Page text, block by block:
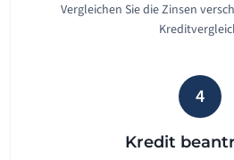
Vergleichen Sie die Zinsen
4
Kredit